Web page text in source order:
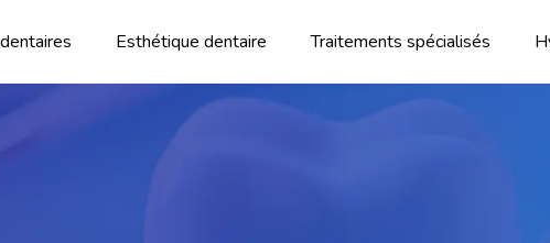
Esthétique dentaire Traitements spécialisés